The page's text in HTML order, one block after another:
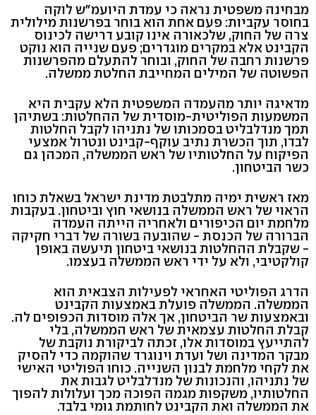
מבחינה משפטית נראה כי עמדת היועמ"ש לוקה
בחוסר עקביות: פעם אחת הוא בוחר בפרשנות מילולית
צרה של החוק, שלכאורה אינו קובע דרישה לכינוס
הקבינט אלא במקרים מוגדרים; פעם שנייה הוא נוקט
פרשנות רחבה של החוק, ובוחר להתעלם מהפרשנות
הפשוטה של המילים המחייבת החלטת ממשלה.
מדאיגה יותר מהעמדה המשפטית הלא עקבית היא
המשמעות הפוליטית-מוסדית של ההחלטות: בשתיהן
תמך מנדלבליט בסמכותו של נתניהו לקבל החלטות
לבדו, תוך הכשרת נתיב עוקף-קבינט ונטרול אמצעי
הפיקוח על החלטותיו של ראש הממשלה, המכהן גם
כשר הביטחון.
מאז ראשית ימיה מתלבטת מדינת ישראל בשאלת כוחו
הראוי של ראש הממשלה בנושאי חוץ וביטחון. בעקבות
מלחמת יום הכיפורים ולאחריה הייתה העמדה
הברורה של הכנסת - שהובעה בשורה של דברי חקיקה
- שקבלת ההחלטות בנושאי ביטחון תיעשה באופן
קולקטיבי, ולא על ידי ראש הממשלה בעצמו.
הדרג הפוליטי האחראי לפעילות הצבאית הוא
הממשלה. הממשלה פועלת באמצעות הקבינט
ובאמצעות שר הביטחון, אך אלה מוסדות הכפופים לה.
קבלת החלטות עצמאית של ראש הממשלה, בלי
להתייעץ במוסדות אלו, זכתה לביקורת נוקבת של
מבקר המדינה ושל ועדת וינוגרד שהוקמה כדי להסיק
את לקחי מלחמת לבנון השנייה. כוחו הפוליטי האישי
של נתניהו, והנכונות של מנדלבליט לגבות את
החלטותיו, משקפות מגמה הפוכה מכך ועלולות להפוך
את הממשלה ואת הקבינט לחותמת גומי בלבד.